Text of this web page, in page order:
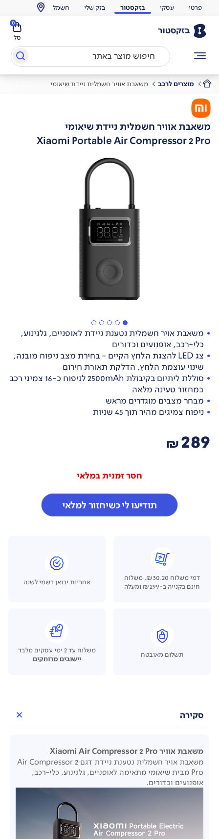
פרטי עסקי בזקסטור בזק שלי חשמל
בזקסטור
סל
0
מוצרים לרכב משאבת אוויר חשמלית ניידת שיאומי
משאבת אוויר חשמלית ניידת שיאומי
Xiaomi Portable Air Compressor 2 Pro
משאבת אויר חשמלית נטענת ניידת לאופניים, גלגינוע,
כלי-רכב, אופנועים וכדורים
צג LED להצגת הלחץ הקיים - בחירת מצב ניפוח מובנה,
שינוי עוצמת הלחץ, הדלקת תאורת חירום
סוללת ליתיום בקיבולת 2500mAh לניפוח כ-16 צמיגי רכב
במחזור טעינה מלאה
מבחר מצבים מוגדרים מראש
ניפוח צמיגים מהיר תוך 45 שניות
289
₪
חסר זמנית במלאי
תודיעו לי כשיחזור למלאי
דמי משלוח ₪30.20, משלוח
חינם בקנייה ב-₪299 ומעלה
אחריות יבואן רשמי לשנה
תשלום מאובטח
משלוח עד 2 ימי עסקים מלבד
יישובים מרוחקים
סקירה
משאבת אוויר Xiaomi Air Compressor 2 Pro
משאבת אויר חשמלית נטענת ניידת דגם Air Compressor 2
Pro מבית שיאומי מתאימה לאופניים, גלגינוע, כלי-רכב,
אופנועים וכדורים.